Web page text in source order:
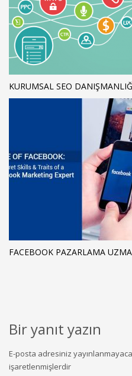
KURUMSAL SEO
FACEBOOK PAZARLAMA
Bir yanıt yazın
E-posta adresiniz
işaretlenmişlerdir